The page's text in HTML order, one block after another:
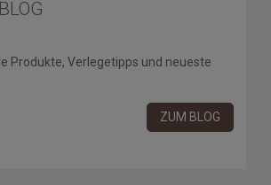
Produkte, Verlegetipps und neueste
ZUM BLOG